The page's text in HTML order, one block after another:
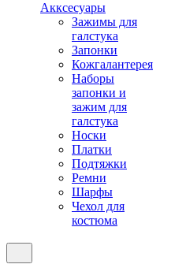
Акксесуары
Зажимы для
галстука
Запонки
Кожгалантерея
Наборы
запонки и
зажим для
галстука
Носки
Платки
Подтяжки
Ремни
Шарфы
Чехол для
костюма